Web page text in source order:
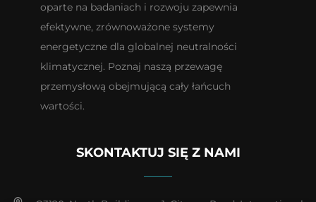
oparte na badaniach i rozwoju zapewnia
efektywne, zrównoważone systemy
energetyczne dla globalnej neutralności
klimatycznej. Poznaj naszą przewagę
przemysłową obejmującą cały łańcuch
wartości.
SKONTAKTUJ SIĘ Z NAMI